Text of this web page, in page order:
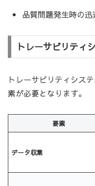
品質問題発生時の
トレーサビリティ
トレーサビリティシス
素が必要となります。
要素
データ収集